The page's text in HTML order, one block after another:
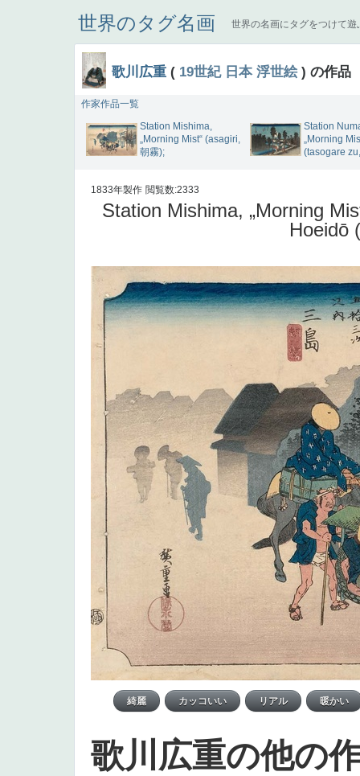
世界のタグ名画 世界の名画にタグをつけて遊
歌川広重 ( 19世紀 日本 浮世絵) の作品
作家作品一覧
Station Mishima,
„Morning Mist“ (asagiri,
朝霧);
Station
„Morning
(tasogare
1833年製作 閲覧数:2333
Station Mishima, „Morning
Hoeidō
歌川広重の他の